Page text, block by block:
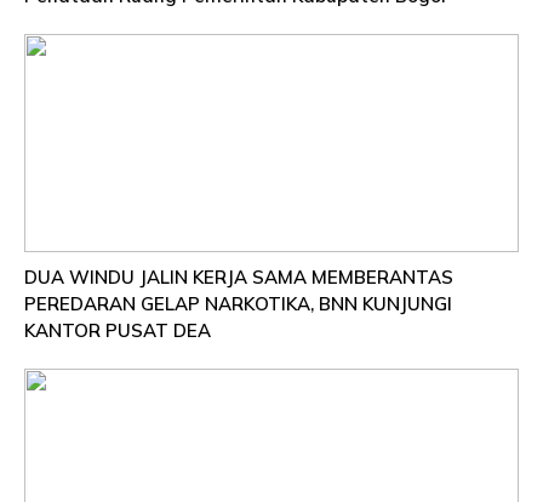
DUA WINDU JALIN KERJA SAMA MEMBERANTAS
PEREDARAN GELAP NARKOTIKA, BNN KUNJUNGI
KANTOR PUSAT DEA